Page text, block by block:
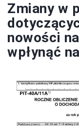
Zmiany w
nowości
wpłynąć